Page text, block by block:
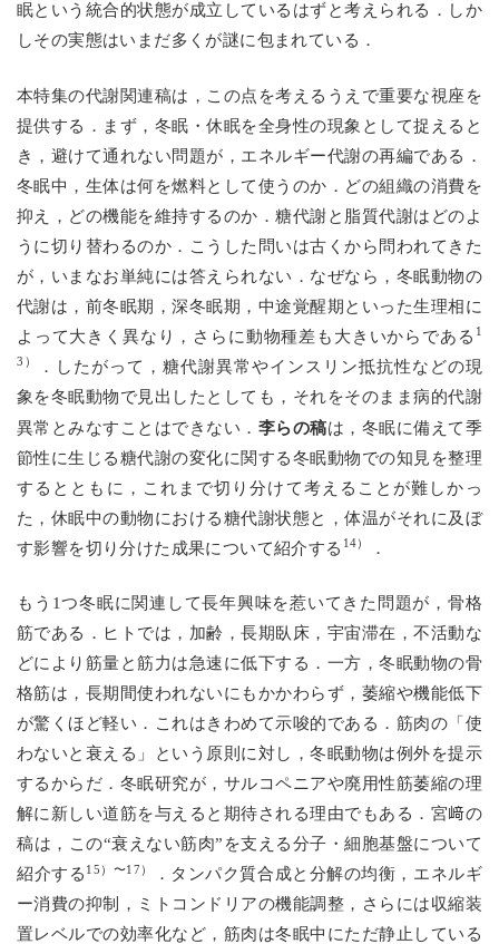
眠という統合的状態が成立しているはずと考えられる．しか
しその実態はいまだ多くが謎に包まれている．
本特集の代謝関連稿は，この点を考えるうえで重要な視座を
提供する．まず，冬眠・休眠を全身性の現象として捉えると
き，避けて通れない問題が，エネルギー代謝の再編である．
冬眠中，生体は何を燃料として使うのか．どの組織の消費を
抑え，どの機能を維持するのか．糖代謝と脂質代謝はどのよ
うに切り替わるのか．こうした問いは古くから問われてきた
が，いまなお単純には答えられない．なぜなら，冬眠動物の
代謝は，前冬眠期，深冬眠期，中途覚醒期といった生理相に
よって大きく異なり，さらに動物種差も大きいからである 1
3）
．したがって，糖代謝異常やインスリン抵抗性などの現
象を冬眠動物で見出したとしても，それをそのまま病的代謝
異常とみなすことはできない． 李らの稿は，冬眠に備えて季
節性に生じる糖代謝の変化に関する冬眠動物での知見を整理
するとともに，これまで切り分けて考えることが難しかっ
た，休眠中の動物における糖代謝状態と，体温がそれに及ぼ
す影響を切り分けた成果について紹介する 14） ．
もう1つ冬眠に関連して長年興味を惹いてきた問題が，骨格
筋である．ヒトでは，加齢，長期臥床，宇宙滞在，不活動な
どにより筋量と筋力は急速に低下する．一方，冬眠動物の骨
格筋は，長期間使われないにもかかわらず，萎縮や機能低下
が驚くほど軽い．これはきわめて示唆的である．筋肉の「使
わないと衰える」という原則に対し，冬眠動物は例外を提示
するからだ．冬眠研究が，サルコペニアや廃用性筋萎縮の理
解に新しい道筋を与えると期待される理由でもある．宮﨑の
稿は，この“衰えない筋肉”を支える分子・細胞基盤について
紹介する 15）〜17）
．タンパク質合成と分解の均衡，エネルギ
ー消費の抑制，ミトコンドリアの機能調整，さらには収縮装
置レベルでの効率化など，筋肉は冬眠中にただ静止している